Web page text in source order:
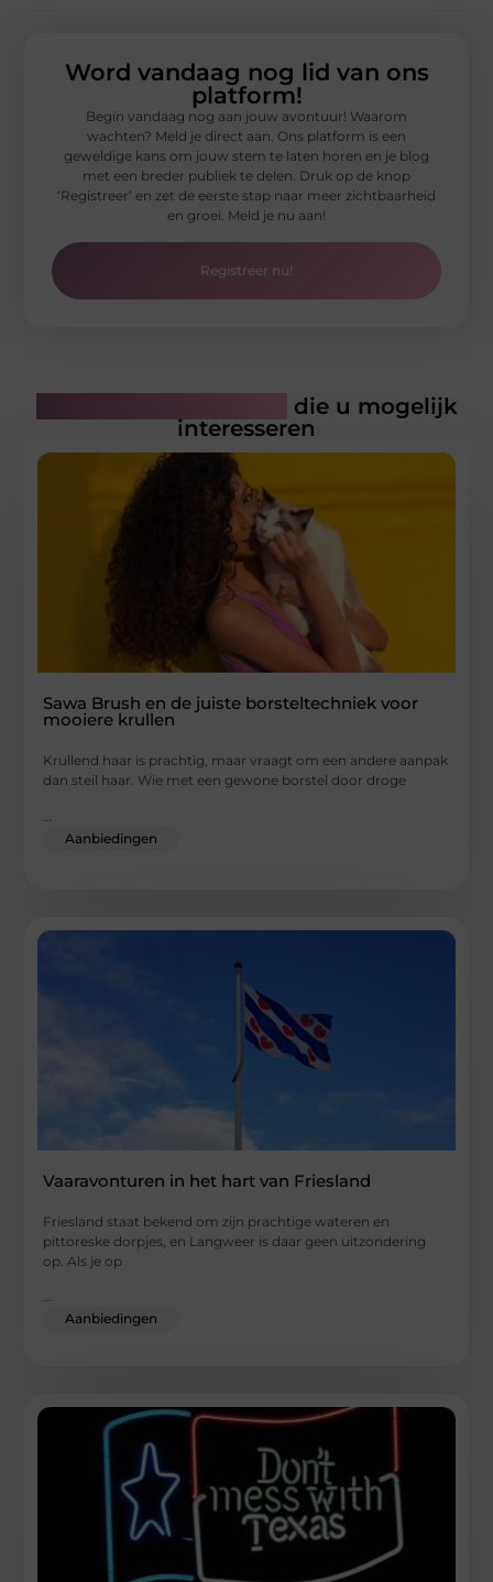
Word vandaag nog lid van ons
platform!
Begin vandaag nog aan jouw avontuur! Waarom
wachten? Meld je direct aan. Ons platform is een
geweldige kans om jouw stem te laten horen en je blog
met een breder publiek te delen. Druk op de knop
‘Registreer’ en zet de eerste stap naar meer zichtbaarheid
en groei. Meld je nu aan!
Registreer nu!
die u mogelijk
interesseren
Sawa Brush en de juiste borsteltechniek voor
mooiere krullen
Krullend haar is prachtig, maar vraagt om een andere aanpak
dan steil haar. Wie met een gewone borstel door droge
Aanbiedingen
Vaaravonturen in het hart van Friesland
Friesland staat bekend om zijn prachtige wateren en
pittoreske dorpjes, en Langweer is daar geen uitzondering
op. Als je op
...
Aanbiedingen